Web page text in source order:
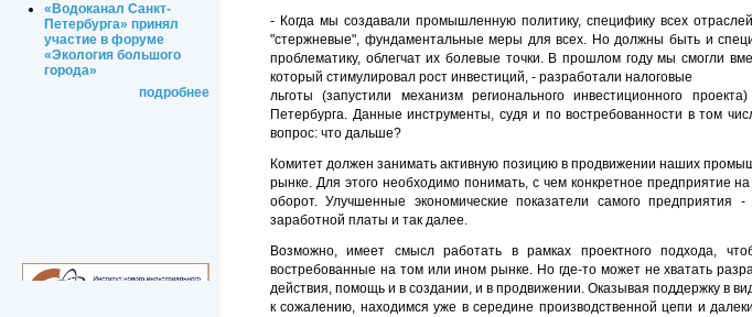
«Водоканал Санкт-
Петербурга» принял
участие в форуме
«Экология большого
города»
подробнее
- Когда мы создавали промышленную политику, специфику всех
"стержневые", фундаментальные меры для всех. Но должны быть и
проблематику, облегчат их болевые точки. В прошлом году мы смогли
который стимулировал рост инвестиций, - разработали налоговые
льготы (запустили механизм регионального инвестиционного
Петербурга. Данные инструменты, судя и по востребованности в том
вопрос: что дальше?
Комитет должен занимать активную позицию в продвижении наших
рынке. Для этого необходимо понимать, с чем конкретное предприятие
оборот. Улучшенные экономические показатели самого
заработной платы и так далее.
Возможно, имеет смысл работать в рамках проектного подхода,
востребованные на том или ином рынке. Но где-то может не хватать
действия, помощь и в создании, и в продвижении. Оказывая поддержку в
к сожалению, находимся уже в середине производственной цепи и